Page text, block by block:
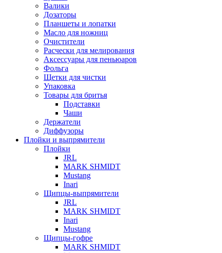
Валики
Дозаторы
Планшеты и лопатки
Масло для ножниц
Очистители
Расчески для мелирования
Аксессуары для пеньюаров
Фольга
Щетки для чистки
Упаковка
Товары для бритья
Подставки
Чаши
Держатели
Диффузоры
Плойки и выпрямители
Плойки
JRL
MARK SHMIDT
Mustang
Inari
Щипцы-выпрямители
JRL
MARK SHMIDT
Inari
Mustang
Щипцы-гофре
MARK SHMIDT